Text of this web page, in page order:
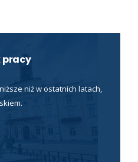
pracy
niż w ostatnich latach,